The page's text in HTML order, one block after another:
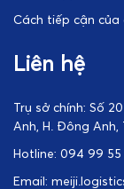
Cách tiếp cận của
Liên hệ
Trụ sở chính: Số
Anh, H. Đông Anh,
Hotline: 094 99
Email: